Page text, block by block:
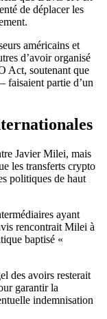
de déplacer les
américains et
d’avoir organisé
Act, soutenant que
partie d’un
Javier Milei, mais
les transferts crypto
politiques de haut
ayant
rencontrait Milei à
baptisé «
des avoirs resterait
garantir la
indemnisation